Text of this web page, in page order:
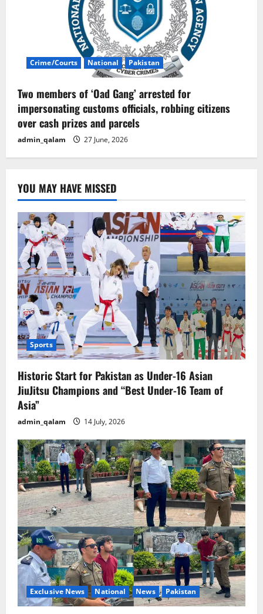
Crime/Courts National Pakistan
Two members of ‘Oad Gang’ arrested for
impersonating customs officials, robbing citizens
over cash prizes and parcels
admin_qalam 27 June, 2026
YOU MAY HAVE MISSED
Sports
Historic Start for Pakistan as Under-16 Asian
JiuJitsu Champions and “Best Under-16 Team of
Asia”
admin_qalam 14 July, 2026
Exclusive News National News Pakistan